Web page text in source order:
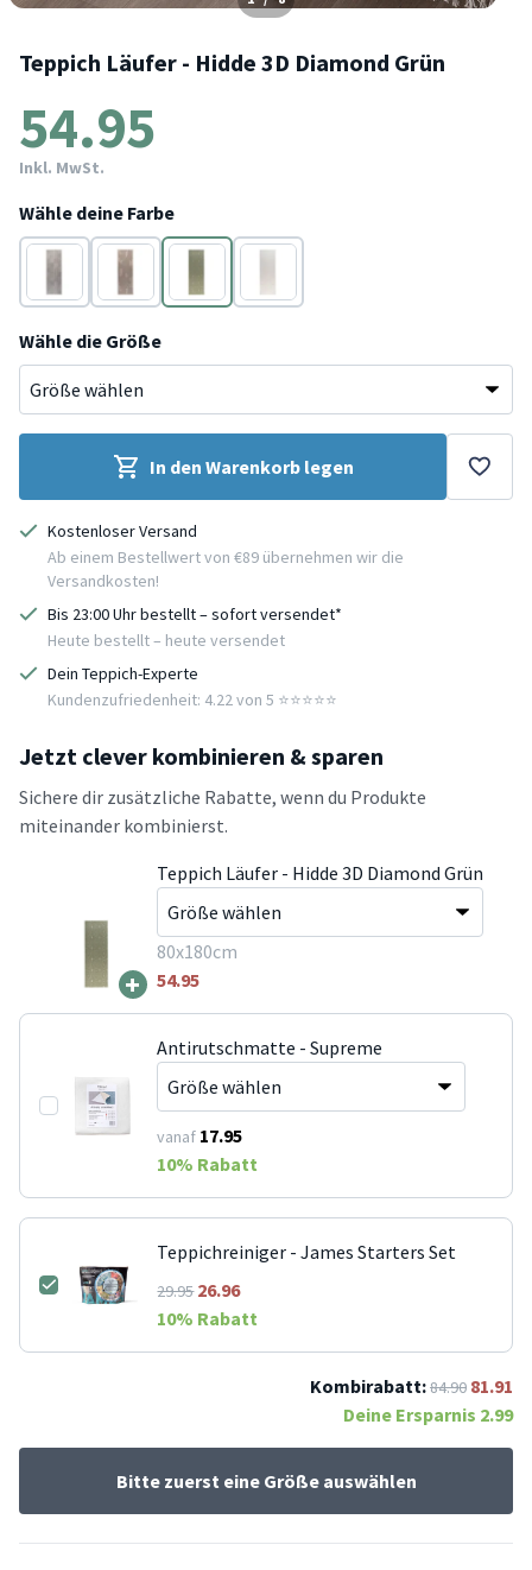
Teppich Läufer - Hidde 3D Diamond Grün
54.95
Inkl. MwSt.
Wähle deine Farbe
Grau Taupe Grün
Weiß
Wähle die Größe
In den Warenkorb legen
Kostenloser Versand
Ab einem Bestellwert von €89 übernehmen wir die
Versandkosten!
Bis 23:00 Uhr bestellt – sofort versendet*
Heute bestellt – heute versendet
Dein Teppich-Experte
Kundenzufriedenheit: 4.22 von 5 ⭐️⭐️⭐️⭐️⭐️
Jetzt clever kombinieren & sparen
Sichere dir zusätzliche Rabatte, wenn du Produkte
miteinander kombinierst.
+
Teppich Läufer - Hidde 3D Diamond Grün
80x180cm
54.95
Antirutschmatte - Supreme
vanaf 17.95
10% Rabatt
Teppichreiniger - James Starters Set
29.9526.96
10% Rabatt
Kombirabatt:84.90 81.91
Deine Ersparnis 2.99
Bitte zuerst eine Größe auswählen